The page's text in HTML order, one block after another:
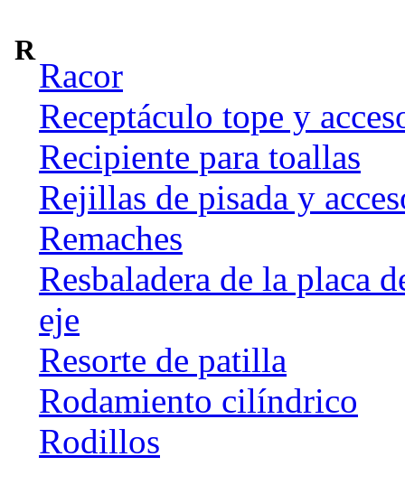
R
Racor
Receptáculo tope y
Recipiente para toallas
Rejillas de pisada y
Remaches
Resbaladera de la placa
eje
Resorte de patilla
Rodamiento cilíndrico
Rodillos